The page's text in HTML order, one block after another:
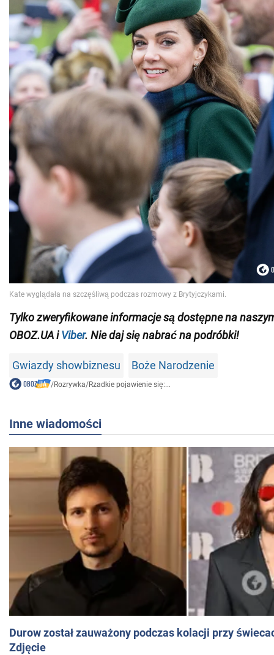
Tylkozweryfikowane informacje są dostępne na
OBOZ.UA iViber. Nie daj się nabrać na podróbki!
Gwiazdy showbiznesu Boże Narodzenie
/Rozrywka/Rzadkie pojawienie się:...
Inne wiadomości
Durow został zauważony podczas kolacji przy
Zdjęcie